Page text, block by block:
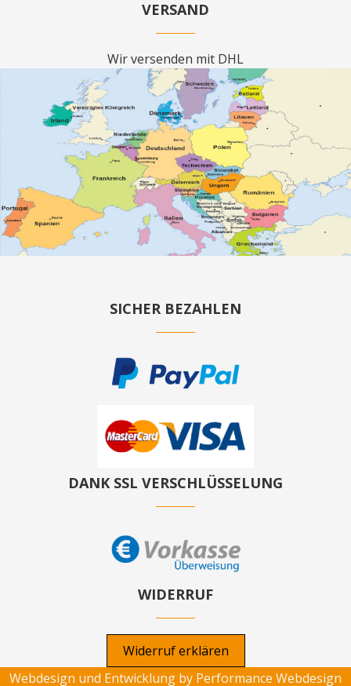
VERSAND
Wir versenden mit DHL
SICHER BEZAHLEN
DANK SSL VERSCHLÜSSELUNG
WIDERRUF
Widerruf erklären
Webdesign und Entwicklung by Performance Webdesign